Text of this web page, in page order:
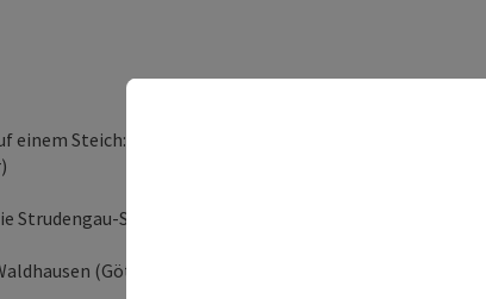
einem Steich: Moarhofer Ebene (70 Höhenmeter), Sattl
Strudengau-Schlucht
(Göttliche Granitkunst)